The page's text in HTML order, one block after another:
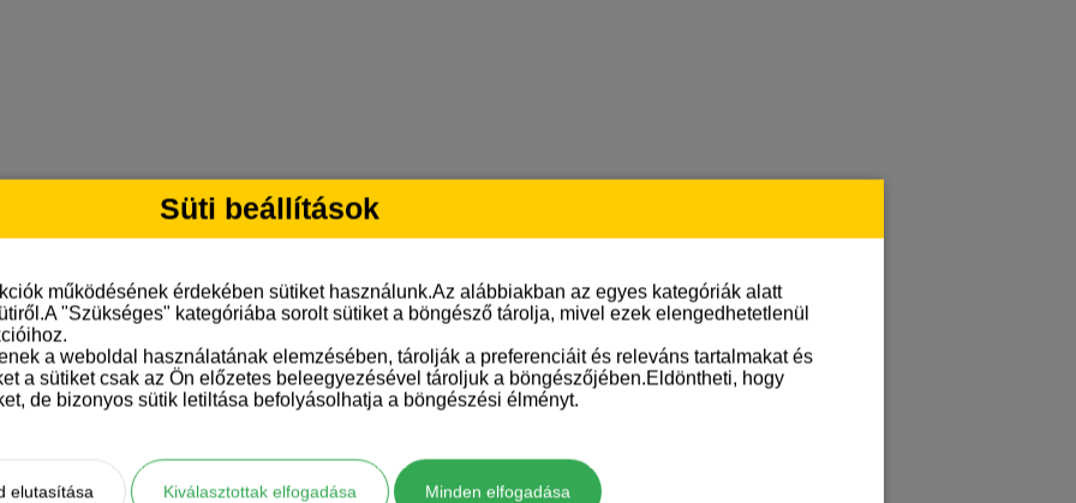
Süti beállítások
működésének érdekében sütiket használunk.Az alábbiakban az egyes kategóriák alatt
"Szükséges" kategóriába sorolt sütiket a böngésző tárolja, mivel ezek elengedhetetlenül
a weboldal használatának elemzésében, tárolják a preferenciáit és releváns tartalmakat és
a sütiket csak az Ön előzetes beleegyezésével tároljuk a böngészőjében.Eldöntheti, hogy
de bizonyos sütik letiltása befolyásolhatja a böngészési élményt.
elutasítása Kiválasztottak elfogadása Minden elfogadása